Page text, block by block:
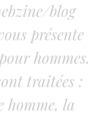
blog
présente
hommes.
traitées :
homme, la